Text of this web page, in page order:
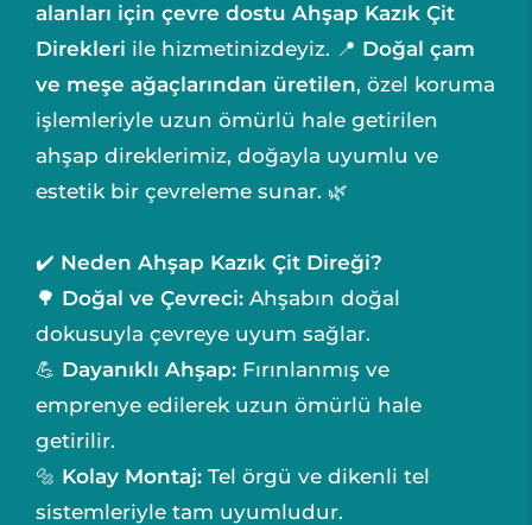
alanları için çevre dostu Ahşap Kazık Çit
Direkleri ile hizmetinizdeyiz. 📍 Doğal çam
ve meşe ağaçlarından üretilen, özel koruma
işlemleriyle uzun ömürlü hale getirilen
ahşap direklerimiz, doğayla uyumlu ve
estetik bir çevreleme sunar. 🌿
✔️ Neden Ahşap Kazık Çit Direği?
🌳 Doğal ve Çevreci: Ahşabın doğal
dokusuyla çevreye uyum sağlar.
💪 Dayanıklı Ahşap: Fırınlanmış ve
emprenye edilerek uzun ömürlü hale
getirilir.
🔩 Kolay Montaj: Tel örgü ve dikenli tel
sistemleriyle tam uyumludur.